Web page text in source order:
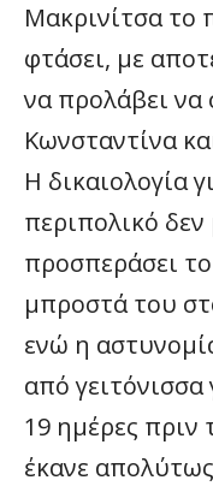
Μακρινίτσα το
φτάσει, με
να προλάβει να
Κωνσταντίνα
Η δικαιολογία
περιπολικό
προσπεράσει
μπροστά του
ενώ η
από γειτόνισσα
19 ημέρες πριν
έκανε